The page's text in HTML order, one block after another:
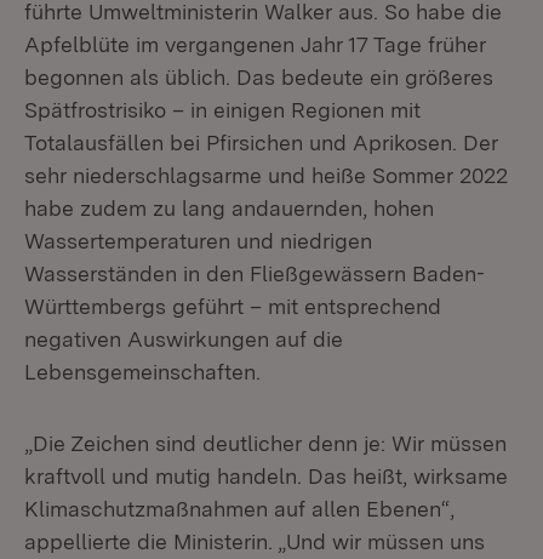
führte Umweltministerin Walker aus. So habe die
Apfelblüte im vergangenen Jahr 17 Tage früher
begonnen als üblich. Das bedeute ein größeres
Spätfrostrisiko – in einigen Regionen mit
Totalausfällen bei Pfirsichen und Aprikosen. Der
sehr niederschlagsarme und heiße Sommer 2022
habe zudem zu lang andauernden, hohen
Wassertemperaturen und niedrigen
Wasserständen in den Fließgewässern Baden-
Württembergs geführt – mit entsprechend
negativen Auswirkungen auf die
Lebensgemeinschaften.
„Die Zeichen sind deutlicher denn je: Wir müssen
kraftvoll und mutig handeln. Das heißt, wirksame
Klimaschutzmaßnahmen auf allen Ebenen“,
appellierte die Ministerin. „Und wir müssen uns